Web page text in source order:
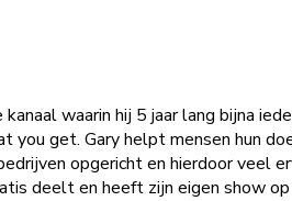
waarin hij 5 jaar lang bijna
you get. Gary helpt mensen hun
opgericht en hierdoor veel
deelt en heeft zijn eigen show op